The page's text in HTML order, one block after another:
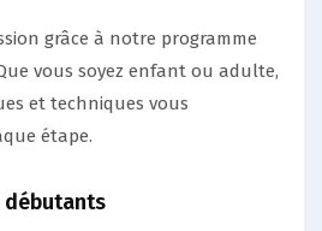
grâce à notre programme
vous soyez enfant ou adulte,
et techniques vous
étape.